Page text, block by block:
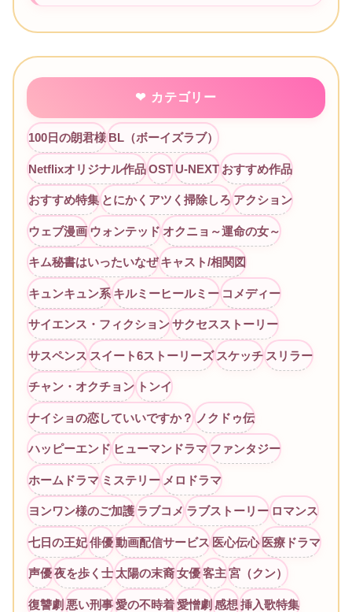
カテゴリー
100日の朗君様 BL（ボーイズラブ）
Netflixオリジナル作品 OST U-NEXT おすすめ作品
おすすめ特集 とにかくアツく掃除しろ アクション
ウェブ漫画 ウォンテッド オクニョ～運命の女～
キム秘書はいったいなぜ キャスト/相関図
キュンキュン系 キルミーヒールミー コメディー
サイエンス・フィクション サクセスストーリー
サスペンス スイート6ストーリーズ スケッチ スリラー
チャン・オクチョン トンイ
ナイショの恋していいですか？ ノクドゥ伝
ハッピーエンド ヒューマンドラマ ファンタジー
ホームドラマ ミステリー メロドラマ
ヨンワン様のご加護 ラブコメ ラブストーリー ロマンス
七日の王妃 俳優 動画配信サービス 医心伝心 医療ドラマ
声優 夜を歩く士 太陽の末裔 女優 客主 宮（クン）
復讐劇 悪い刑事 愛の不時着 愛憎劇 感想 挿入歌特集